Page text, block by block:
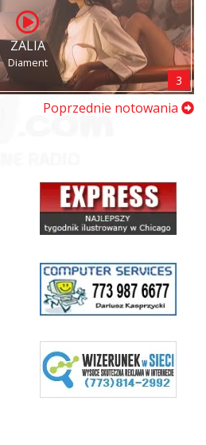
ZALIA
Diament
3
Poprzednie notowania